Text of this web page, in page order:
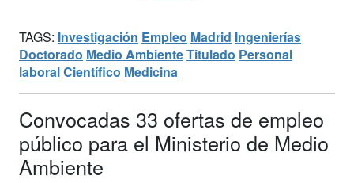
TAGS: Investigación Empleo Madrid Ingenierías
Doctorado Medio AmbienteTitulado Personal
laboralCientífico Medicina
Convocadas 33 ofertas de empleo
público para el Ministerio de Medio
Ambiente